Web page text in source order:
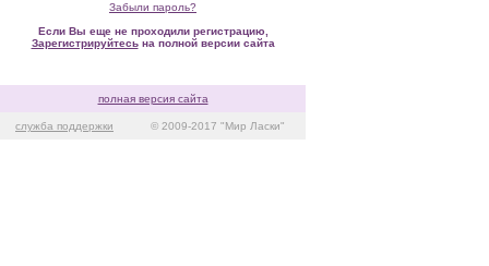
Забыли пароль?
Если Вы еще не проходили регистрацию,
Зарегистрируйтесьна полной версии сайта
полная версия сайта
служба поддержки © 2009-2017 "Мир Ласки"